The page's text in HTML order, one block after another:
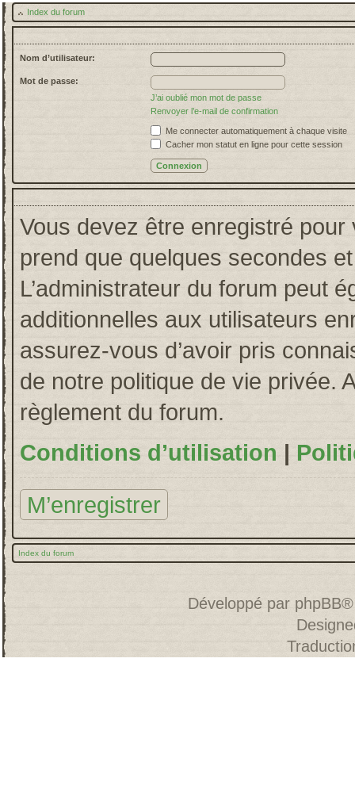
Index du forum
Nom d’utilisateur:
Mot de passe:
J’ai oublié mon mot de passe
Renvoyer l’e-mail de confirmation
Me connecter automatiquement à chaque visite
Cacher mon statut en ligne pour cette session
Vous devez être enregistré pour
prend que quelques secondes
L’administrateur du forum peut
additionnelles aux utilisateurs
assurez-vous d’avoir pris
de notre politique de vie privée.
règlement du forum.
Conditions d’utilisation |
M’enregistrer
Index du forum
Développé par phpBB®